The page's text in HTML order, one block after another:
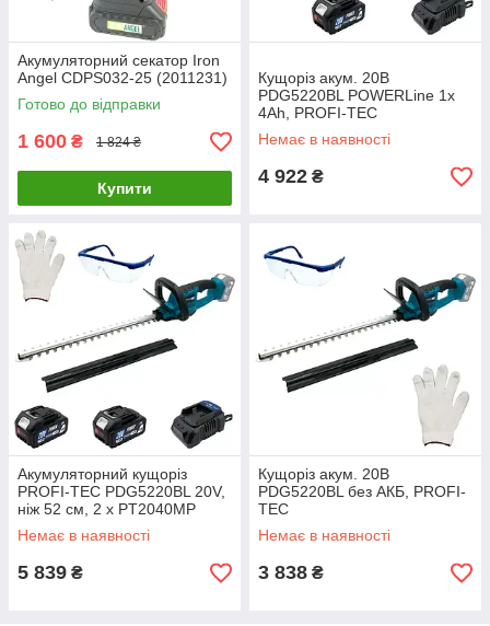
Акумуляторний секатор Iron
Angel CDPS032-25 (2011231)
Готово до відправки
1 600 ₴ 1 824 ₴
Купити
Кущоріз акум. 20В
PDG5220BL POWERLine 1х
4Ah, PROFI-TEC
Немає в наявності
4 922 ₴
Акумуляторний кущоріз
PROFI-TEC PDG5220BL 20V,
ніж 52 см, 2 х PT2040MP
4.0Аг,зарядний, коробка
Немає в наявності
5 839 ₴
Кущоріз акум. 20В
PDG5220BL без АКБ, PROFI-
TEC
Немає в наявності
3 838 ₴